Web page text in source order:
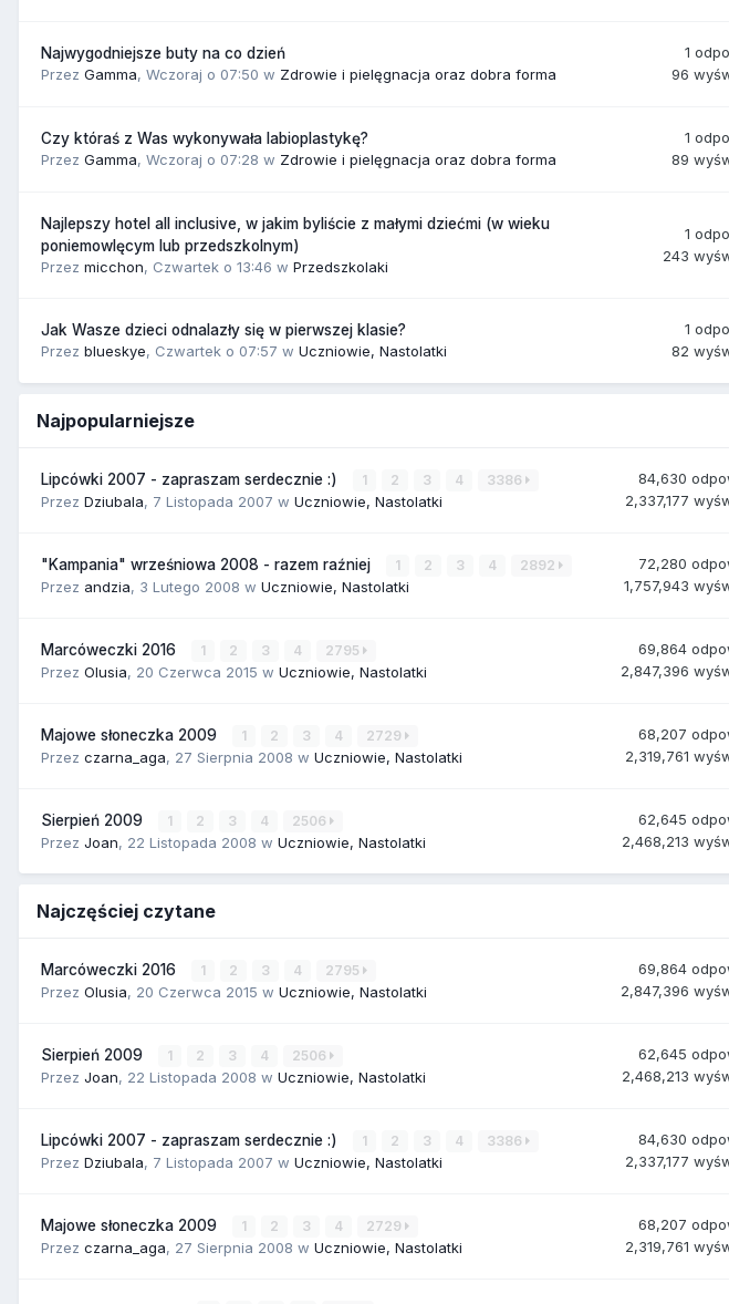
Najwygodniejsze buty na co dzień
Przez Gamma, Wczoraj o 07:50 w Zdrowie i pielęgnacja oraz dobra forma
1
96
Czy któraś z Was wykonywała labioplastykę?
Przez Gamma, Wczoraj o 07:28 w Zdrowie i pielęgnacja oraz dobra forma
1
89
Najlepszy hotel all inclusive, w jakim byliście z małymi dziećmi (w wieku
poniemowlęcym lub przedszkolnym)
Przez micchon, Czwartek o 13:46 w Przedszkolaki
1
243
Jak Wasze dzieci odnalazły się w pierwszej klasie?
Przez blueskye, Czwartek o 07:57 w Uczniowie, Nastolatki
1
82
Najpopularniejsze
Lipcówki 2007 - zapraszam serdecznie :) 1 2 3 4 3386
Przez Dziubala, 7 Listopada 2007 w Uczniowie, Nastolatki
84,630
2,337,177
"Kampania" wrześniowa 2008 - razem raźniej 1 2 3 4 2892
Przez andzia, 3 Lutego 2008 w Uczniowie, Nastolatki
72,280
1,757,943
Marcóweczki 2016 1 2 3 4 2795
Przez Olusia, 20 Czerwca 2015 w Uczniowie, Nastolatki
69,864
2,847,396
Majowe słoneczka 2009 1 2 3 4 2729
Przez czarna_aga, 27 Sierpnia 2008 w Uczniowie, Nastolatki
68,207
2,319,761
Sierpień 2009 1 2 3 4 2506
Przez Joan, 22 Listopada 2008 w Uczniowie, Nastolatki
62,645
2,468,213
Najczęściej czytane
Marcóweczki 2016 1 2 3 4 2795
Przez Olusia, 20 Czerwca 2015 w Uczniowie, Nastolatki
69,864
2,847,396
Sierpień 2009 1 2 3 4 2506
Przez Joan, 22 Listopada 2008 w Uczniowie, Nastolatki
62,645
2,468,213
Lipcówki 2007 - zapraszam serdecznie :) 1 2 3 4 3386
Przez Dziubala, 7 Listopada 2007 w Uczniowie, Nastolatki
84,630
2,337,177
Majowe słoneczka 2009 1 2 3 4 2729
Przez czarna_aga, 27 Sierpnia 2008 w Uczniowie, Nastolatki
68,207
2,319,761